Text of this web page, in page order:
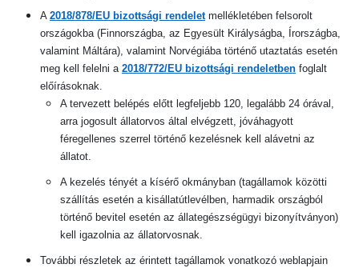
A 2018/878/EU bizottsági rendeletmellékletében felsorolt
országokba (Finnországba, az Egyesült Királyságba, Írországba,
valamint Máltára), valamint Norvégiába történő utaztatás esetén
meg kell felelni a 2018/772/EU bizottsági rendeletben foglalt
előírásoknak.
A tervezett belépés előtt legfeljebb 120, legalább 24 órával,
arra jogosult állatorvos által elvégzett, jóváhagyott
féregellenes szerrel történő kezelésnek kell alávetni az
állatot.
A kezelés tényét a kísérő okmányban (tagállamok közötti
szállítás esetén a kisállatútlevélben, harmadik országból
történő bevitel esetén az állategészségügyi bizonyítványon)
kell igazolnia az állatorvosnak.
További részletek az érintett tagállamok vonatkozó weblapjain